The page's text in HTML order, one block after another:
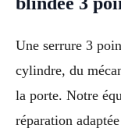
Une serrure 3
cylindre, du
la porte. Notre
réparation